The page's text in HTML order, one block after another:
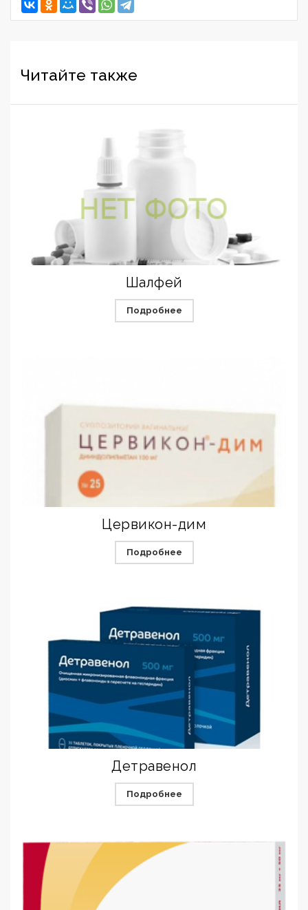
Читайте также
Шалфей
Подробнее
Цервикон-дим
Подробнее
Детравенол
Подробнее